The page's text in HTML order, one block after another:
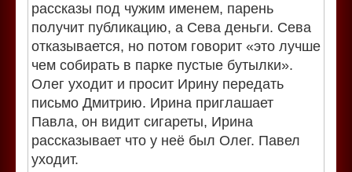
рассказы под чужим именем, парень
получит публикацию, а Сева деньги. Сева
отказывается, но потом говорит «это лучше
чем собирать в парке пустые бутылки».
Олег уходит и просит Ирину передать
письмо Дмитрию. Ирина приглашает
Павла, он видит сигареты, Ирина
рассказывает что у неё был Олег. Павел
уходит.